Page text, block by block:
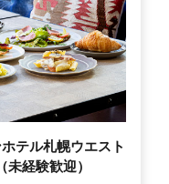
テル札幌ウエスト
未経験歓迎）